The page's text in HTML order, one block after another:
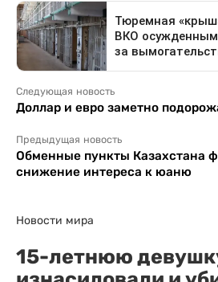
Следующая новость
Доллар и евро заметно
Предыдущая новость
Обменные пункты Казахстана
снижение интереса к юаню
Новости мира
15-летнюю